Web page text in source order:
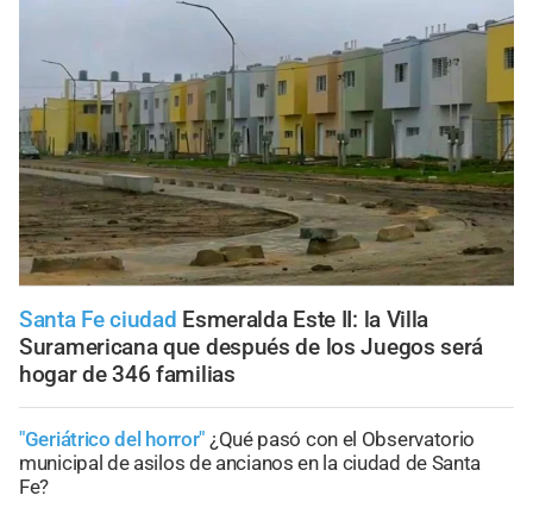
Santa Fe ciudad Esmeralda Este II: la Villa
Suramericana que después de los Juegos será
hogar de 346 familias
"Geriátrico del horror" ¿Qué pasó con el Observatorio
municipal de asilos de ancianos en la ciudad de Santa
Fe?